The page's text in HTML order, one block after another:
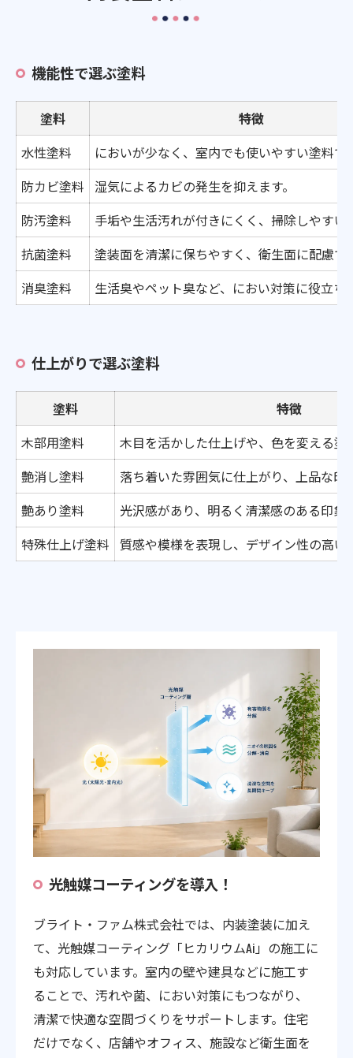
機能性で選ぶ塗料
塗料
特徴
水性塗料
においが少なく、室内でも使いやすい塗料で
防カビ塗料 湿気によるカビの発生を抑えます。
防汚塗料
手垢や生活汚れが付きにくく、掃除しやすい
抗菌塗料
塗装面を清潔に保ちやすく、衛生面に配慮で
消臭塗料
生活臭やペット臭など、におい対策に役立ち
仕上がりで選ぶ塗料
塗料
特徴
木部用塗料
木目を活かした仕上げや、色を変える塗
艶消し塗料
落ち着いた雰囲気に仕上がり、上品な印
艶あり塗料
光沢感があり、明るく清潔感のある印象
特殊仕上げ塗料 質感や模様を表現し、デザイン性の高い
光触媒コーティングを導入！
ブライト・ファム株式会社では、内装塗装に加え
て、光触媒コーティング「ヒカリウムAi」の施工に
も対応しています。室内の壁や建具などに施工す
ることで、汚れや菌、におい対策にもつながり、
清潔で快適な空間づくりをサポートします。住宅
だけでなく、店舗やオフィス、施設など衛生面を